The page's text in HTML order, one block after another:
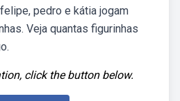
pedro e kátia jogam
Veja quantas figurinhas
click the button below.